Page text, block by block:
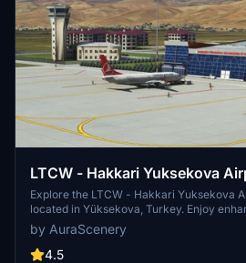
LTCW - Hakkari Yuksekova
Explore the LTCW - Hakkari Yuksekova
located in Yüksekova, Turkey. Enjoy
Microsoft Flight Simulator with this
AuraScenery. Simply install the files
folder for an immersive flying experience.
by AuraScenery
4.5